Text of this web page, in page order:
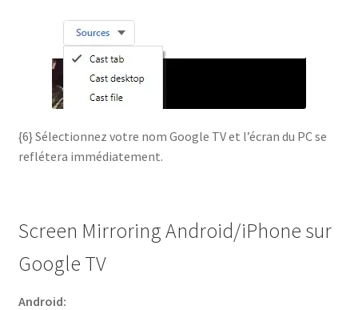
{6} Sélectionnez votre nom Google TV et l’écran du PC se
reflétera immédiatement.
Screen Mirroring Android/iPhone sur
Google TV
Android: